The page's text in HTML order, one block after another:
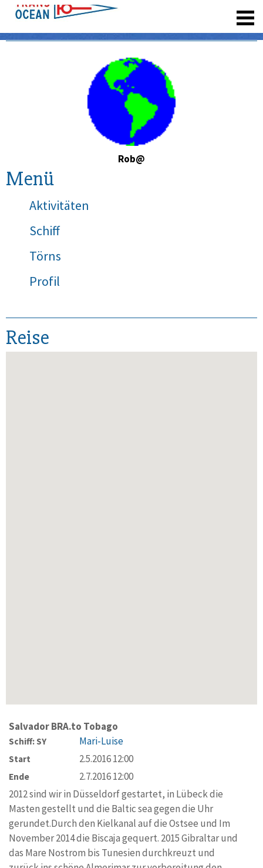
Rob@
Menü
Aktivitäten
Schiff
Törns
Profil
Reise
Salvador BRA.to Tobago
Schiff: SY Mari-Luise
Start 2.5.2016 12:00
Ende
2.7.2016 12:00
2012 sind wir in Düsseldorf gestartet, in Lübeck die
Masten gestellt und die Baltic sea gegen die Uhr
gerundet.Durch den Kielkanal auf die Ostsee und Im
November 2014 die Biscaja gequert. 2015 Gibraltar und
das Mare Nostrom bis Tunesien durchkreuzt und